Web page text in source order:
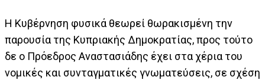
Η Κυβέρνηση φυσικά θεωρεί θωρακισμένη την
παρουσία της Κυπριακής Δημοκρατίας, προς τούτο
δε ο Πρόεδρος Αναστασιάδης έχει στα χέρια του
νομικές και συνταγματικές γνωματεύσεις, σε σχέση